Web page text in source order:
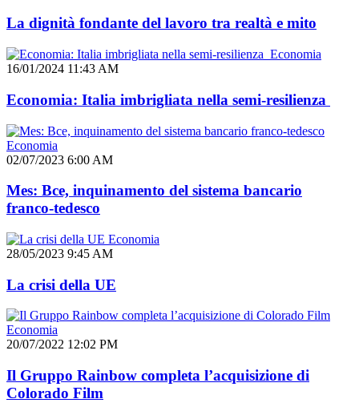
La dignità fondante del lavoro tra realtà e mito
Economia
16/01/2024 11:43 AM
Economia: Italia imbrigliata nella semi-resilienza
Economia
02/07/2023 6:00 AM
Mes: Bce, inquinamento del sistema bancario
franco-tedesco
Economia
28/05/2023 9:45 AM
La crisi della UE
Economia
20/07/2022 12:02 PM
Il Gruppo Rainbow completa l’acquisizione di
Colorado Film